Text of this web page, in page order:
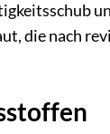
die nach